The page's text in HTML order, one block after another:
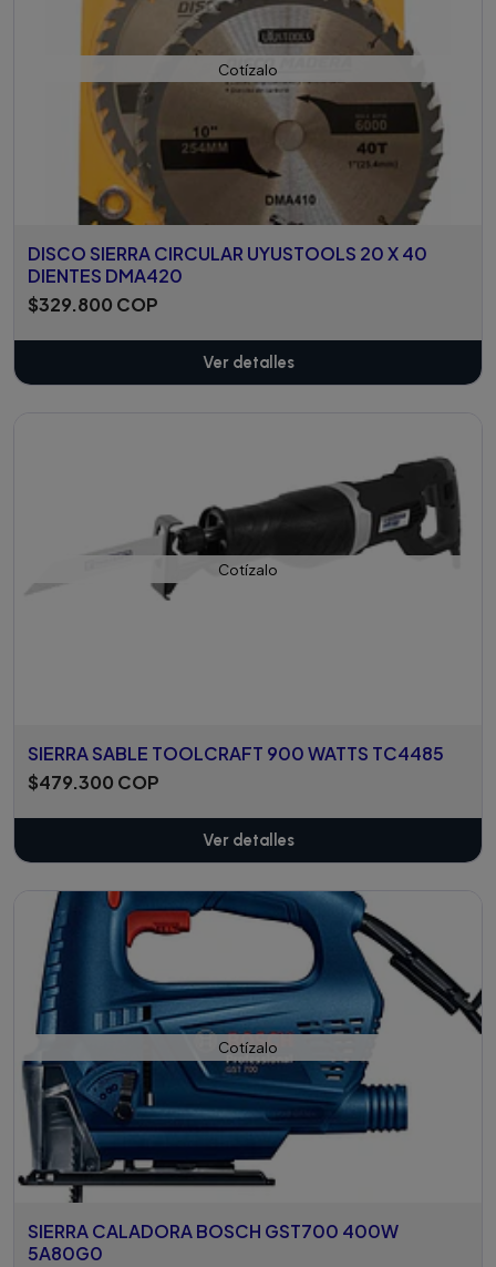
Cotízalo
DISCO SIERRA CIRCULAR UYUSTOOLS 20 X 40
DIENTES DMA420
$329.800 COP
Ver detalles
Cotízalo
SIERRA SABLE TOOLCRAFT 900 WATTS TC4485
$479.300 COP
Ver detalles
Cotízalo
SIERRA CALADORA BOSCH GST700 400W
5A80G0